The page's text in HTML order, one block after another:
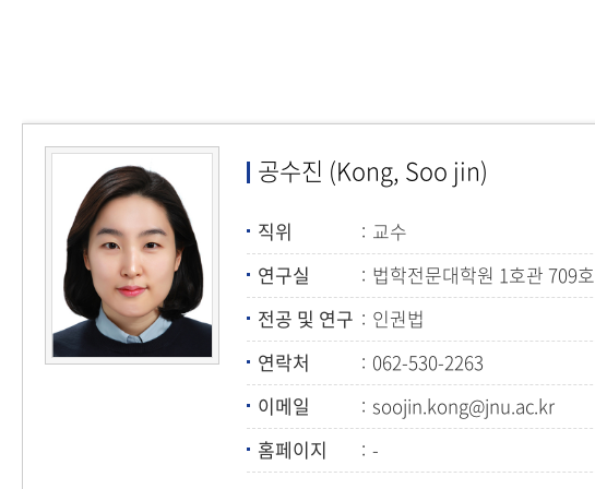
공수진 (Kong, Soo jin)
직위
교수
연구실
법학전문대학원 1호관 709호
전공 및 연구
인권법
연락처
062-530-2263
이메일
soojin.kong@jnu.ac.kr
홈페이지
-